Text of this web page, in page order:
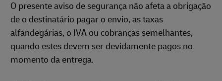
O presente aviso de segurança não afeta a obrigação
de o destinatário pagar o envio, as taxas
alfandegárias, o IVA ou cobranças semelhantes,
quando estes devem ser devidamente pagos no
momento da entrega.